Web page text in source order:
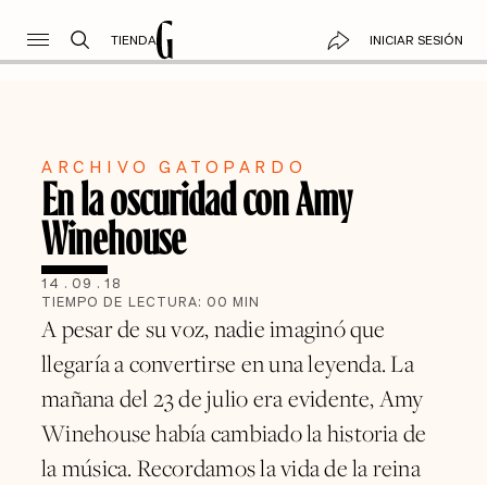
TIENDA INICIAR SESIÓN
ARCHIVO GATOPARDO
En la oscuridad con Amy
Winehouse
14 . 09 . 18
TIEMPO DE LECTURA: 00 MIN
A pesar de su voz, nadie imaginó que
llegaría a convertirse en una leyenda. La
mañana del 23 de julio era evidente, Amy
Winehouse había cambiado la historia de
la música. Recordamos la vida de la reina